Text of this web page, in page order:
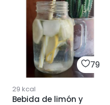
79
29 kcal
Bebida de limón y